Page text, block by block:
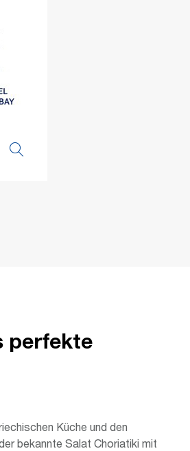
perfekte
Küche und den
bekannte Salat Choriatiki mit